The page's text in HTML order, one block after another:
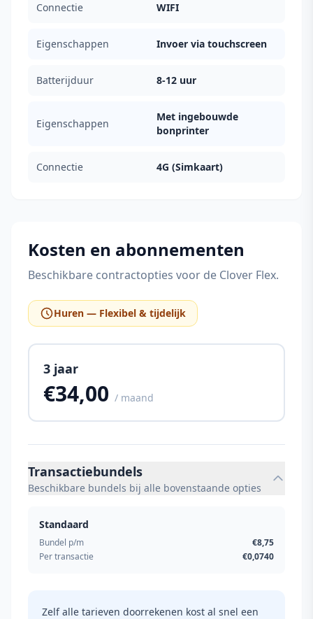
Connectie WIFI
Eigenschappen Invoer via touchscreen
Batterijduur 8-12 uur
Eigenschappen
Met ingebouwde
bonprinter
Connectie 4G (Simkaart)
Kosten en abonnementen
Beschikbare contractopties voor de Clover Flex.
Huren — Flexibel & tijdelijk
3 jaar
€34,00 / maand
Transactiebundels
Beschikbare bundels bij alle bovenstaande opties
Standaard
Bundel p/m
€8,75
Per transactie
€0,0740
Zelf alle tarieven doorrekenen kost al snel een